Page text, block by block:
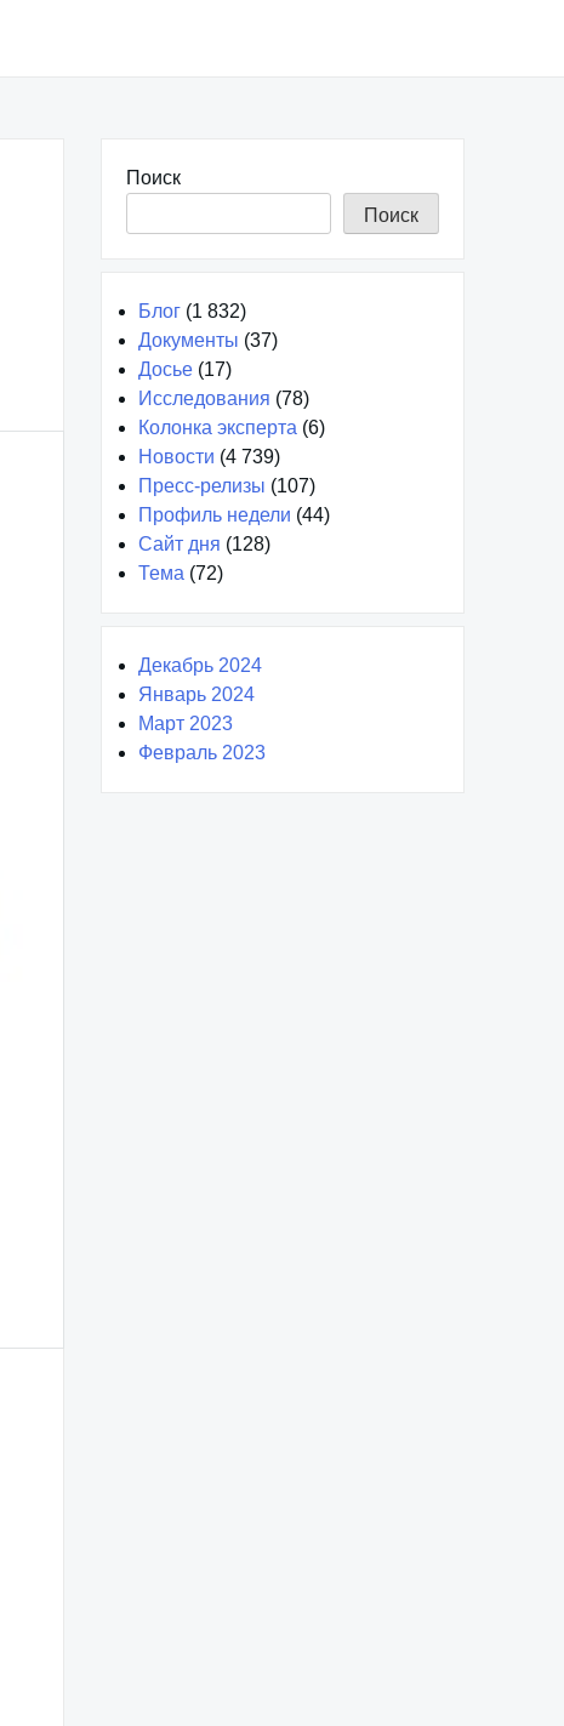
Поиск
Поиск
Блог (1 832)
Документы (37)
Досье (17)
Исследования (78)
Колонка эксперта (6)
Новости (4 739)
Пресс-релизы (107)
Профиль недели (44)
Сайт дня (128)
Тема (72)
Декабрь 2024
Январь 2024
Март 2023
Февраль 2023